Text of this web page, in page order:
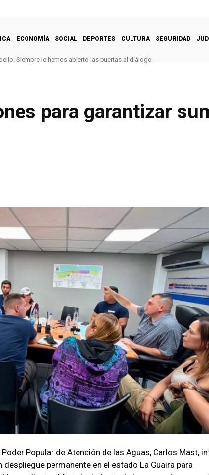
ECONOMÍA SOCIAL DEPORTES CULTURA SEGURIDAD
Siempre le hemos abierto las puertas al diálogo
para garantizar
Popular de Atención de las Aguas, Carlos Mast,
permanente en el estado La Guaira para